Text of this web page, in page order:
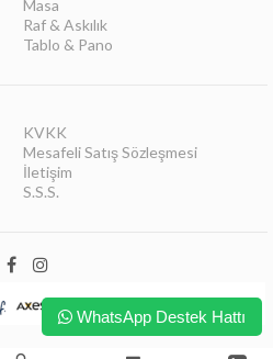
Masa
Raf & Askılık
Tablo & Pano
KVKK
Mesafeli Satış Sözleşmesi
İletişim
S.S.S.
WhatsApp Destek Hattı